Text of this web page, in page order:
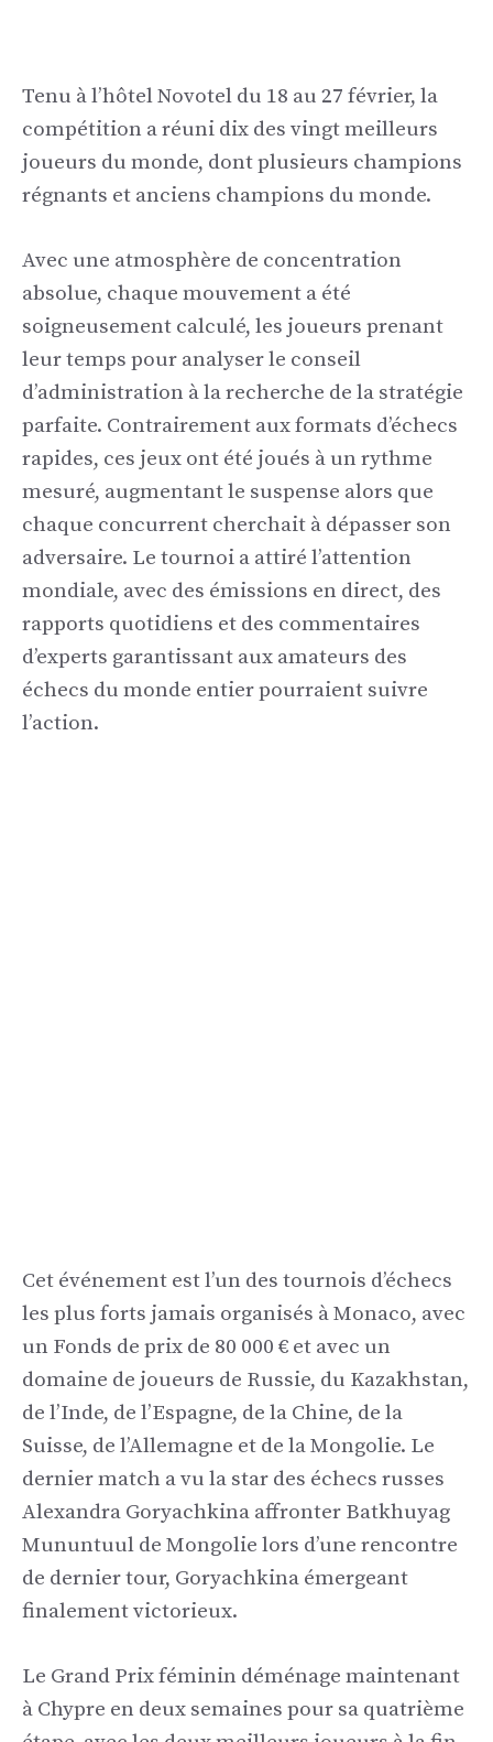
Tenu à l’hôtel Novotel du 18 au 27 février, la
compétition a réuni dix des vingt meilleurs
joueurs du monde, dont plusieurs champions
régnants et anciens champions du monde.
Avec une atmosphère de concentration
absolue, chaque mouvement a été
soigneusement calculé, les joueurs prenant
leur temps pour analyser le conseil
d’administration à la recherche de la stratégie
parfaite. Contrairement aux formats d’échecs
rapides, ces jeux ont été joués à un rythme
mesuré, augmentant le suspense alors que
chaque concurrent cherchait à dépasser son
adversaire. Le tournoi a attiré l’attention
mondiale, avec des émissions en direct, des
rapports quotidiens et des commentaires
d’experts garantissant aux amateurs des
échecs du monde entier pourraient suivre
l’action.
Cet événement est l’un des tournois d’échecs
les plus forts jamais organisés à Monaco, avec
un Fonds de prix de 80 000 € et avec un
domaine de joueurs de Russie, du Kazakhstan,
de l’Inde, de l’Espagne, de la Chine, de la
Suisse, de l’Allemagne et de la Mongolie. Le
dernier match a vu la star des échecs russes
Alexandra Goryachkina affronter Batkhuyag
Mununtuul de Mongolie lors d’une rencontre
de dernier tour, Goryachkina émergeant
finalement victorieux.
Le Grand Prix féminin déménage maintenant
à Chypre en deux semaines pour sa quatrième